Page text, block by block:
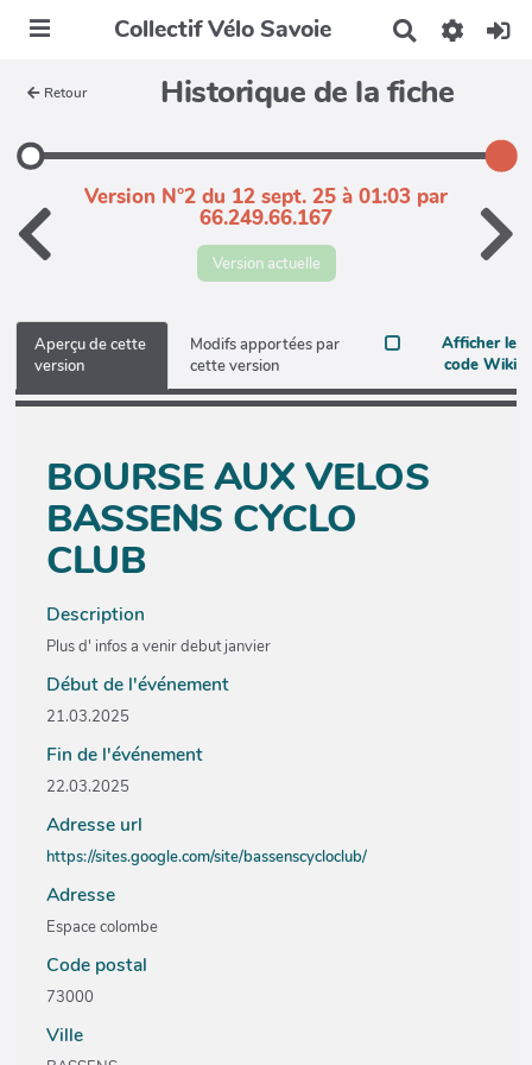
Collectif Vélo Savoie
h
c
e
Retour Historique de la fiche
Version N°2 du 12 sept. 25 à 01:03 par
66.249.66.167
Version actuelle
Aperçu de cette
version
Modifs apportées par
cette version
Afficher le
code Wiki
BOURSE AUX VELOS
BASSENS CYCLO
CLUB
Description
Plus d' infos a venir debut janvier
Début de l'événement
21.03.2025
Fin de l'événement
22.03.2025
Adresse url
https://sites.google.com/site/bassenscycloclub/
Adresse
Espace colombe
Code postal
73000
Ville